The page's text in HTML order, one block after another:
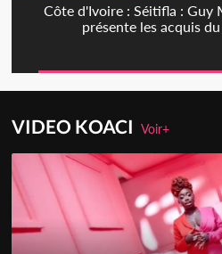
Côte d'Ivoire : Séitifla : Guy
présente les acquis
VIDEO KOACIVoir+